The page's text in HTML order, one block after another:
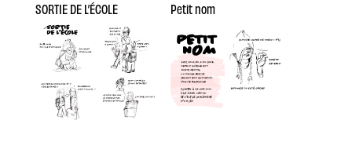
SORTIE DE L’ÉCOLE
Petit nom